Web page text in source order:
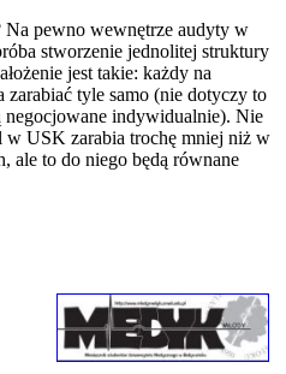
Na pewno wewnętrze audyty w
stworzenie jednolitej struktury
jest takie: każdy na
zarabiać tyle samo (nie dotyczy to
negocjowane indywidualnie). Nie
w USK zarabia trochę mniej niż w
ale to do niego będą równane